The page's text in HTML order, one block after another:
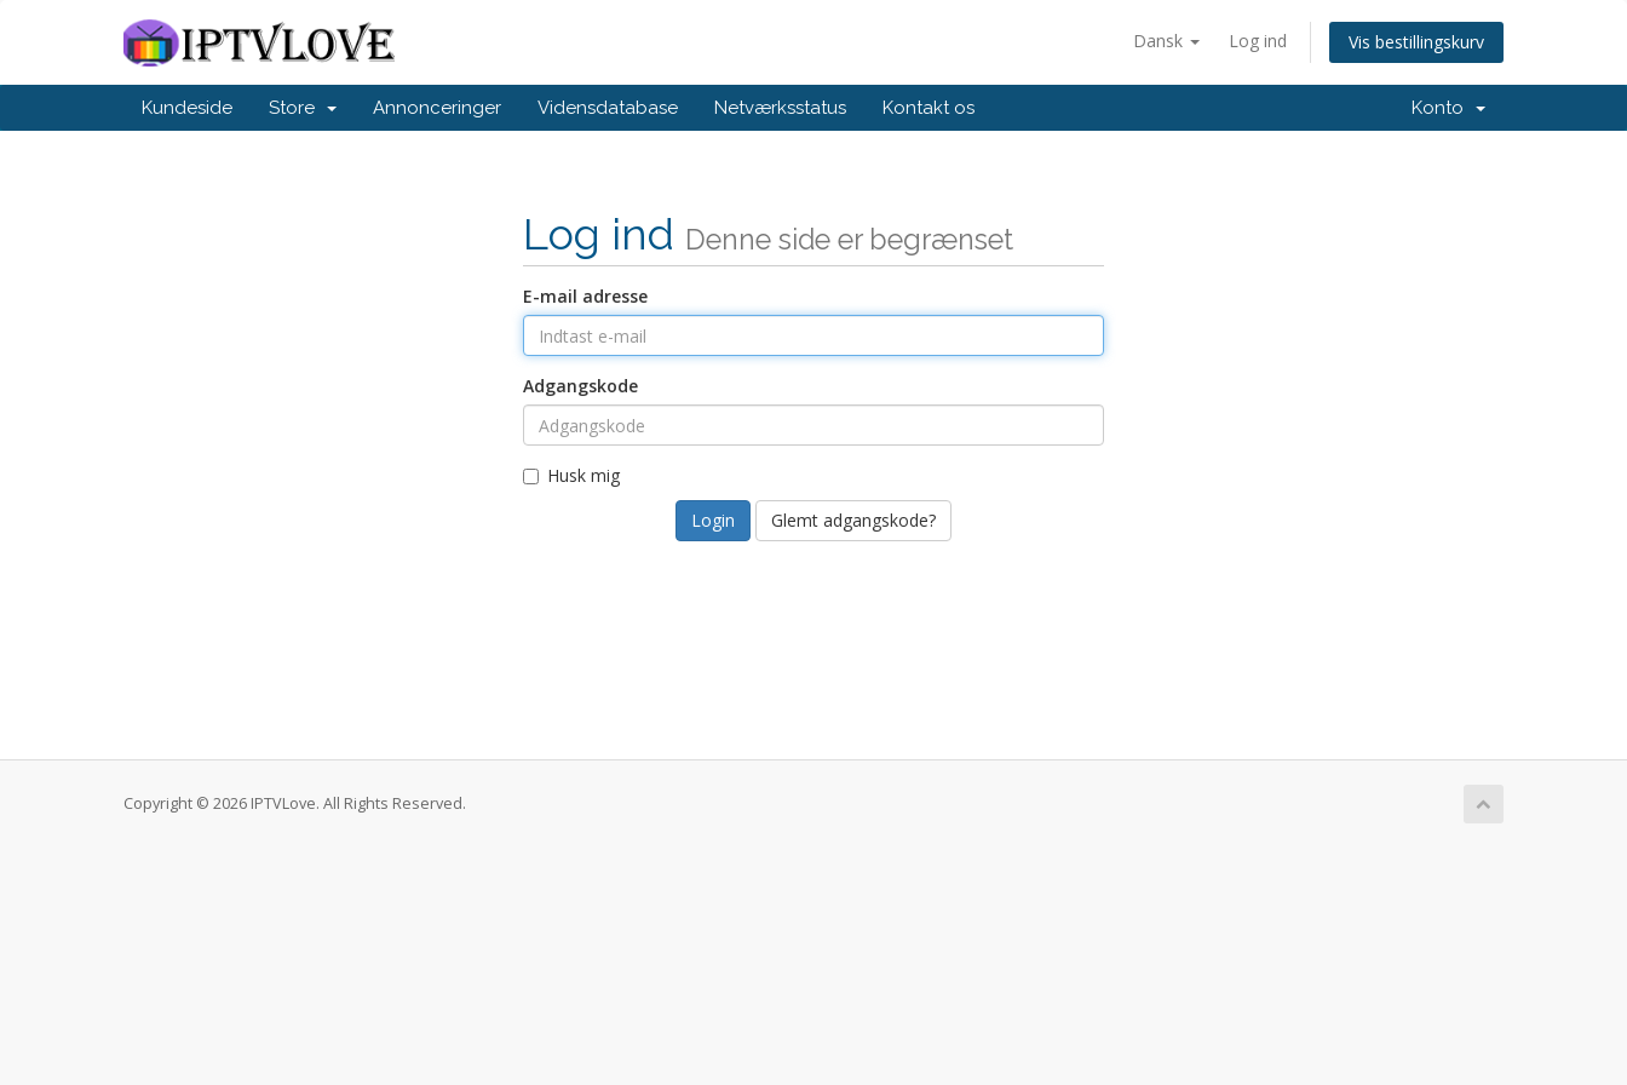
Dansk Log ind Vis bestillingskurv
Kundeside Store Annonceringer Vidensdatabase Netværksstatus Kontakt os Konto
Log ind Denne side er begrænset
E-mail adresse
Adgangskode
Husk mig
Glemt adgangskode?
Copyright © 2026 IPTVLove. All Rights Reserved.